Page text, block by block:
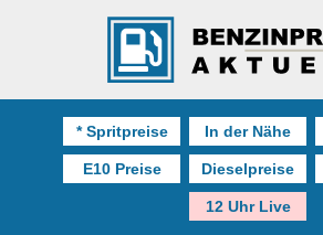
* Spritpreise In der Nähe
E10 Preise Dieselpreise
12 Uhr Live